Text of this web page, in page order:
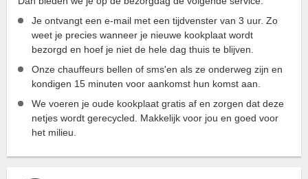
Je ontvangt een e-mail met een tijdvenster van 3 uur. Zo
weet je precies wanneer je nieuwe kookplaat wordt
bezorgd en hoef je niet de hele dag thuis te blijven.
Onze chauffeurs bellen of sms'en als ze onderweg zijn en
kondigen 15 minuten voor aankomst hun komst aan.
We voeren je oude kookplaat gratis af en zorgen dat deze
netjes wordt gerecycled. Makkelijk voor jou en goed voor
het milieu.